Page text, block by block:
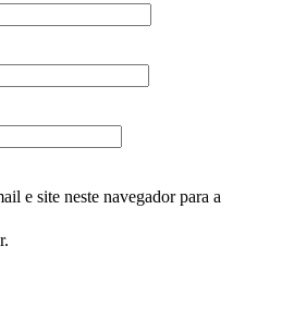
e site neste navegador para a